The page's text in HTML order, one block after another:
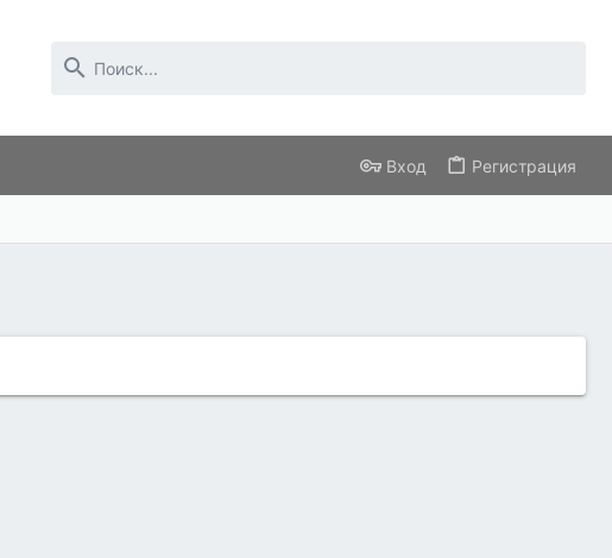
Вход Регистрация